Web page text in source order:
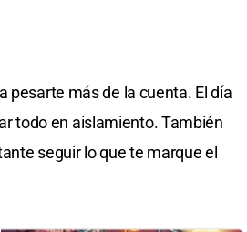
pesarte más de la cuenta. El día
todo en aislamiento. También
seguir lo que te marque el